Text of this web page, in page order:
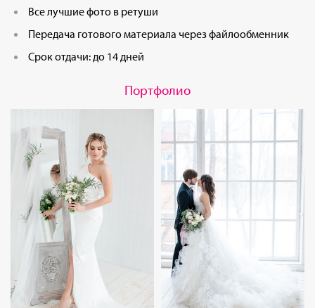
Все лучшие фото в ретуши
Передача готового материала через файлообменник
Срок отдачи: до 14 дней
Портфолио